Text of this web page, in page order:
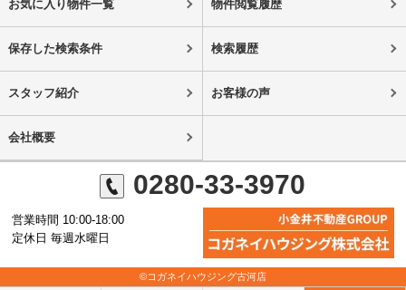
お気に入り物件一覧 物件閲覧履歴
保存した検索条件 検索履歴
スタッフ紹介 お客様の声
会社概要
0280-33-3970
営業時間 10:00-18:00
定休日 毎週水曜日
©コガネイハウジング古河店